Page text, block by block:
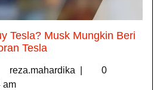
Tesla? Musk Mungkin Beri
Tesla
reza.mahardika
0
am